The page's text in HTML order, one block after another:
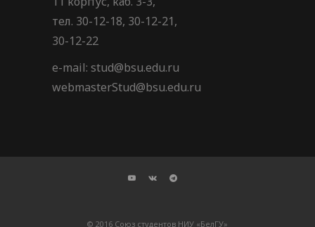
тел. 30-12-18, 30-12-21,
30-12-22
e-mail: stud@bsu.edu.ru
webmasterStud@bsu.edu.ru
© 2016 Союз студентов НИУ «БелГУ»